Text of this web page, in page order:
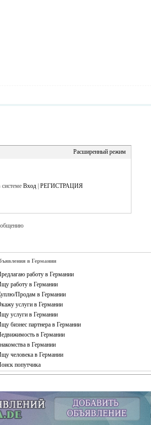
Расширенный режим
Вход РЕГИСТРАЦИЯ
в Германии
работу в Германии
работу в Германии
Продам в Германии
услуги в Германии
услуги в Германии
бизнес партнера в Германии
в Германии
в Германии
человека в Германии
попутчика